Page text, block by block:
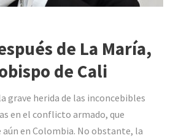
de La María,
de Cali
grave herida de las inconcebibles
en el conflicto armado, que
en Colombia. No obstante, la